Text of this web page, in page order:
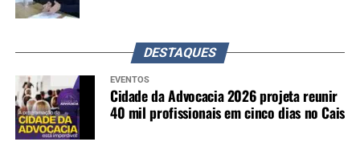
DESTAQUES
EVENTOS
Cidade da Advocacia 2026 projeta reunir
40 mil profissionais em cinco dias no Cais